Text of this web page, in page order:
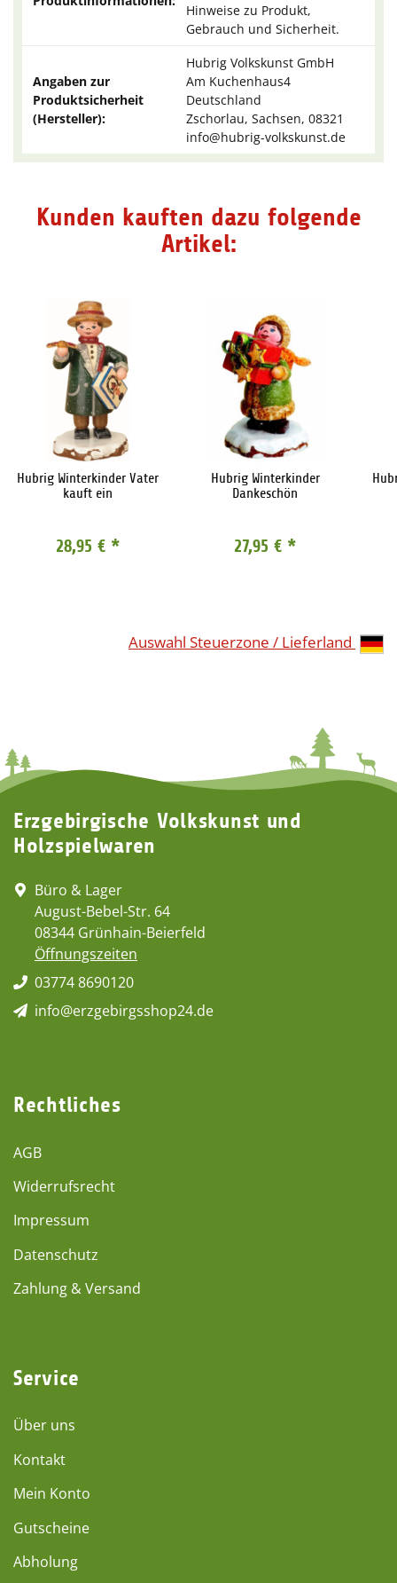
Hinweise zu Produkt,
Gebrauch und Sicherheit.
Angaben zur
Produktsicherheit
(Hersteller):
Hubrig Volkskunst GmbH
Am Kuchenhaus4
Deutschland
Zschorlau, Sachsen, 08321
info@hubrig-volkskunst.de
Kunden kauften dazu folgende
Artikel:
Hubrig Winterkinder Vater
kauft ein
28,95 € *
Hubrig Winterkinder
Dankeschön
27,95 € *
Auswahl Steuerzone / Lieferland
Erzgebirgische Volkskunst und
Holzspielwaren
Büro & Lager
August-Bebel-Str. 64
08344 Grünhain-Beierfeld
Öffnungszeiten
03774 8690120
info@erzgebirgsshop24.de
Rechtliches
AGB
Widerrufsrecht
Impressum
Datenschutz
Zahlung & Versand
Service
Über uns
Kontakt
Mein Konto
Gutscheine
Abholung